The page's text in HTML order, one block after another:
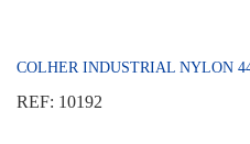
COLHER INDUSTRIAL NYLON
REF: 10192